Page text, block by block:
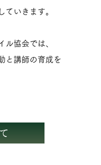
ていきます。
ル協会では、
と講師の育成を